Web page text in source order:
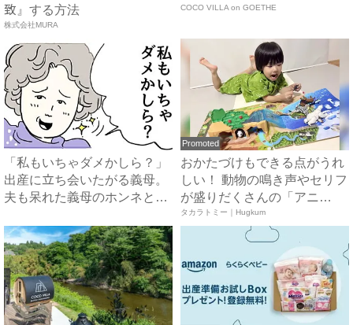
致』する方法
株式会社MURA
COCO VILLA on GOETHE
「私もいちゃダメかしら？」
出産に立ち会いたがる義母。
夫も呆れた義母のホンネと
Promoted
おかたづけもできる点がうれ
しい！ 動物の鳴き声やセリフ
が盛りだくさんの「アニ
ア ...
タカラトミー｜Hugkum